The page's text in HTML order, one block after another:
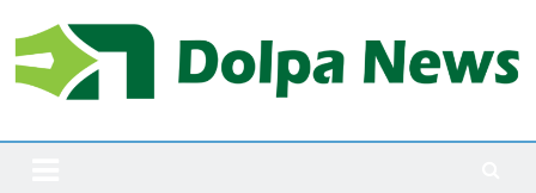
to
content
Dolpanews